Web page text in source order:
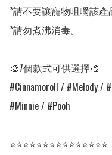
*請不要讓寵物咀嚼該產
*請勿煮沸消毒。
🎨7個款式可供選擇🎨
#Cinnamoroll / #Melody /
#Minnie / #Pooh
⭐⭐⭐⭐⭐⭐⭐⭐⭐⭐⭐⭐⭐⭐⭐